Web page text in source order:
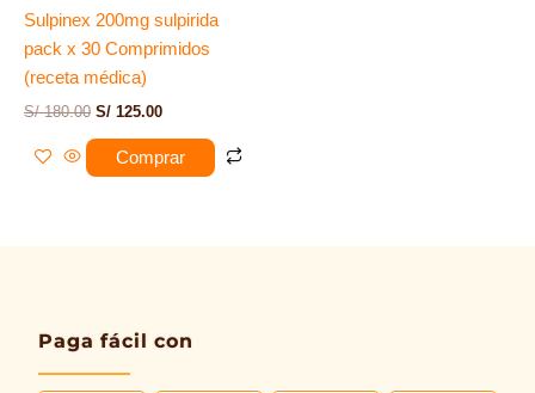
Sulpinex 200mg sulpirida
pack x 30 Comprimidos
(receta médica)
S/180.00 S/ 125.00
Comprar
Paga fácil con